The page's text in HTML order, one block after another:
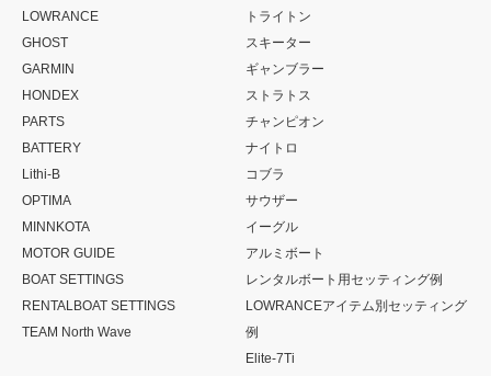
LOWRANCE
GHOST
GARMIN
HONDEX
PARTS
BATTERY
Lithi-B
OPTIMA
MINNKOTA
MOTOR GUIDE
BOAT SETTINGS
RENTALBOAT SETTINGS
TEAM North Wave
トライトン
スキーター
ギャンブラー
ストラトス
チャンピオン
ナイトロ
コブラ
サウザー
イーグル
アルミボート
レンタルボート用セッティング例
LOWRANCEアイテム別セッティング
例
Elite-7Ti